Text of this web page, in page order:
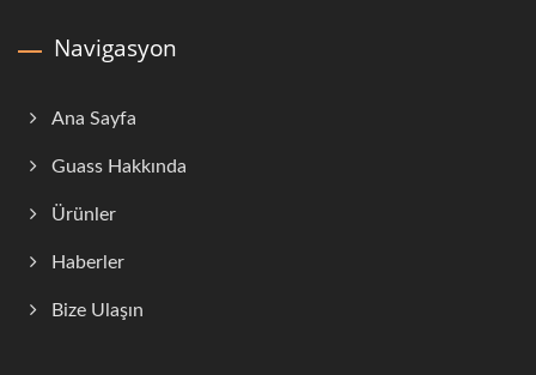
Navigasyon
Ana Sayfa
Guass Hakkında
Ürünler
Haberler
Bize Ulaşın